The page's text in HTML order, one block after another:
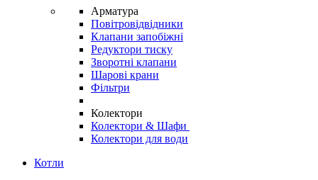
Арматура
Повітровідвідники
Клапани запобіжні
Редуктори тиску
Зворотні клапани
Шарові крани
Фільтри
Колектори
Колектори & Шафи
Колектори для води
Котли